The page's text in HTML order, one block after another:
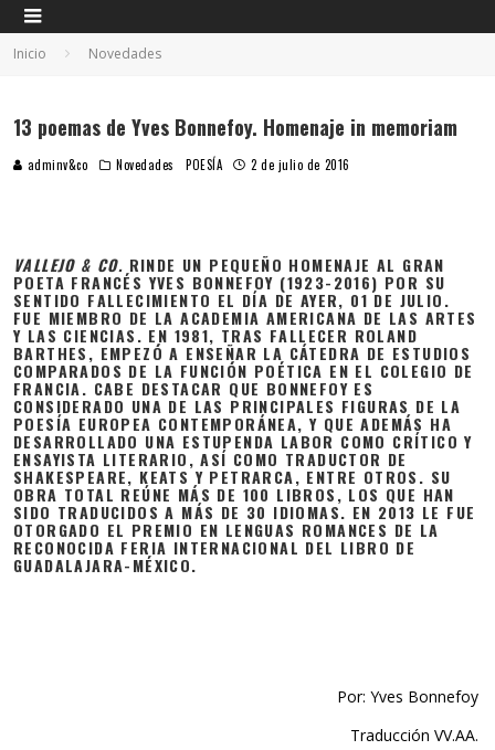
Inicio Novedades
13 poemas de Yves Bonnefoy. Homenaje in memoriam
adminv&co Novedades POESÍA 2 de julio de 2016
VALLEJO & CO. RINDE UN PEQUEÑO HOMENAJE AL GRAN
POETA FRANCÉS YVES BONNEFOY (1923-2016) POR SU
SENTIDO FALLECIMIENTO EL DÍA DE AYER, 01 DE JULIO.
FUE MIEMBRO DE LA ACADEMIA AMERICANA DE LAS ARTES
Y LAS CIENCIAS. EN 1981, TRAS FALLECER ROLAND
BARTHES, EMPEZÓ A ENSEÑAR LA CÁTEDRA DE ESTUDIOS
COMPARADOS DE LA FUNCIÓN POÉTICA EN EL COLEGIO DE
FRANCIA. CABE DESTACAR QUE BONNEFOY ES
CONSIDERADO UNA DE LAS PRINCIPALES FIGURAS DE LA
POESÍA EUROPEA CONTEMPORÁNEA, Y QUE ADEMÁS HA
DESARROLLADO UNA ESTUPENDA LABOR COMO CRÍTICO Y
ENSAYISTA LITERARIO, ASÍ COMO TRADUCTOR DE
SHAKESPEARE, KEATS Y PETRARCA, ENTRE OTROS. SU
OBRA TOTAL REÚNE MÁS DE 100 LIBROS, LOS QUE HAN
SIDO TRADUCIDOS A MÁS DE 30 IDIOMAS. EN 2013 LE FUE
OTORGADO EL PREMIO EN LENGUAS ROMANCES DE LA
RECONOCIDA FERIA INTERNACIONAL DEL LIBRO DE
GUADALAJARA-MÉXICO.
Por: Yves Bonnefoy
Traducción VV.AA.